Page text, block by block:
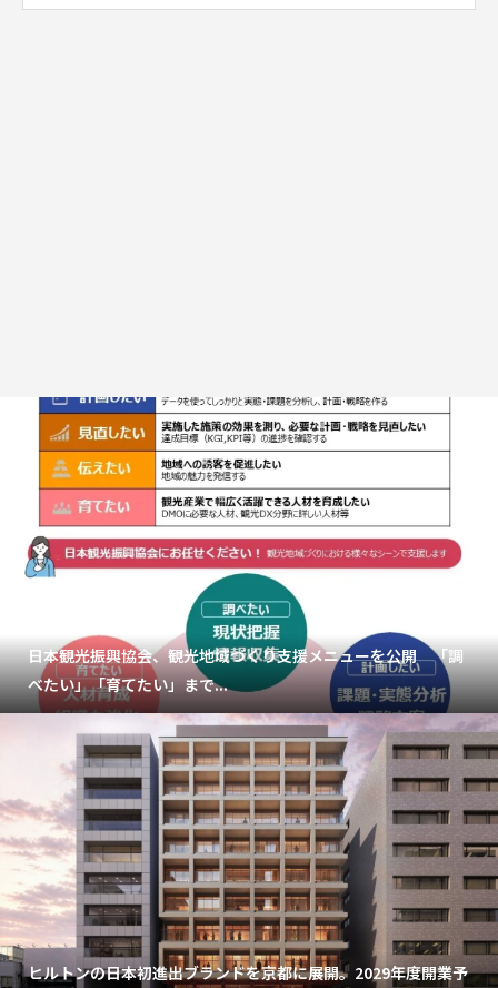
日本観光振興協会、観光地域づくり支援メニューを公開 「調
べたい」「育てたい」まで...
ヒルトンの日本初進出ブランドを京都に展開。2029年度開業予